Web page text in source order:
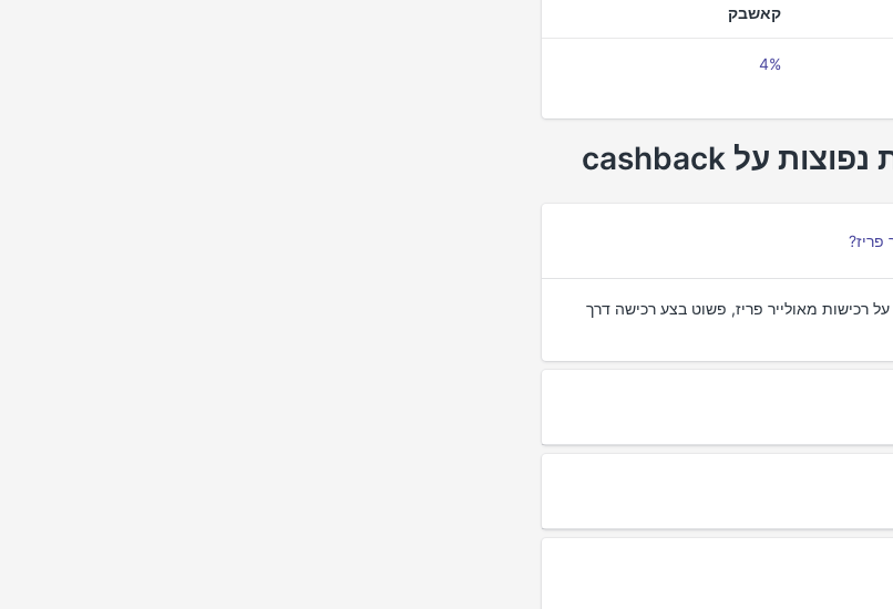
קאשבק
4%
Cashback הוא החזר כספי על רכישות שביצעת. כדי להרוויח cashback על רכישות מאולייר פריז, פשוט בצע רכישה דרך